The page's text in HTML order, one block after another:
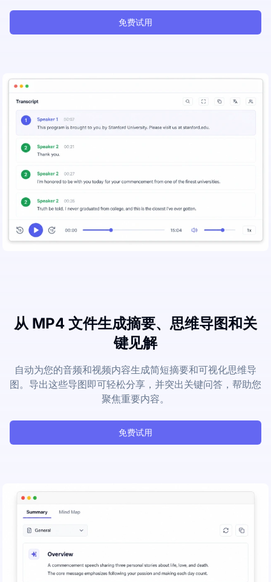
免费试用
从 MP4 文件生成摘要、思维导图和关
键见解
自动为您的音频和视频内容生成简短摘要和可视化思维导
图。导出这些导图即可轻松分享，并突出关键问答，帮助您
聚焦重要内容。
免费试用